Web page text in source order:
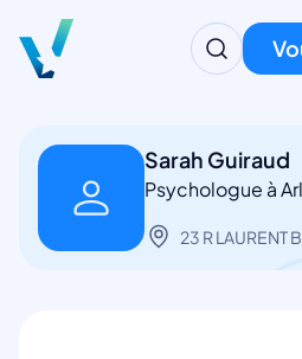
Sarah Guiraud
Psychologue à
23 R LAURENT